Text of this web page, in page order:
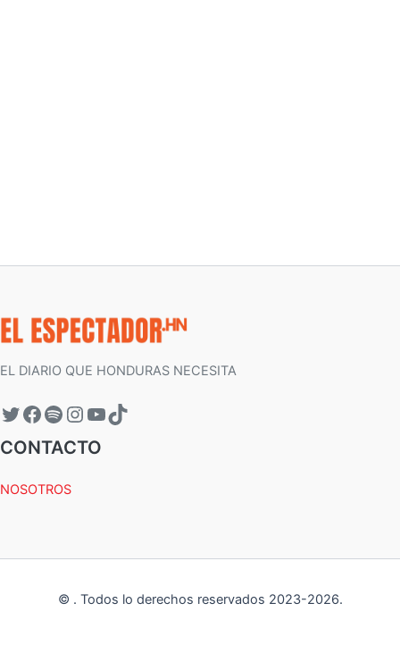
EL DIARIO QUE HONDURAS NECESITA
CONTACTO
NOSOTROS
© . Todos lo derechos reservados 2023-2026.